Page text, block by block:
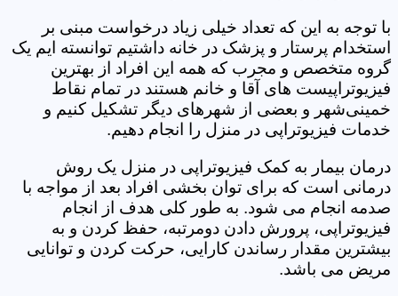
با توجه به این که تعداد خیلی زیاد درخواست مبنی بر
استخدام پرستار و پزشک در خانه داشتیم توانسته ایم یک
گروه متخصص و مجرب که همه این افراد از بهترین
فیزیوتراپیست های آقا و خانم هستند در تمام نقاط
خمینی‌شهر و بعضی از شهرهای دیگر تشکیل کنیم و
خدمات فیزیوتراپی در منزل را انجام دهیم.
درمان بیمار به کمک فیزیوتراپی در منزل یک روش
درمانی است که برای توان بخشی افراد بعد از مواجه با
صدمه انجام می شود. به طور کلی هدف از انجام
فیزیوتراپی، پرورش دادن دومرتبه، حفظ کردن و به
بیشترین مقدار رساندن کارایی، حرکت کردن و توانایی
مریض می باشد.